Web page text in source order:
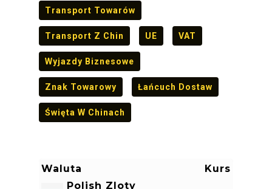
Transport Towarów
Transport Z Chin UE VAT
Wyjazdy Biznesowe
Znak Towarowy Łańcuch Dostaw
Święta W Chinach
Waluta
Kurs
Polish Zloty